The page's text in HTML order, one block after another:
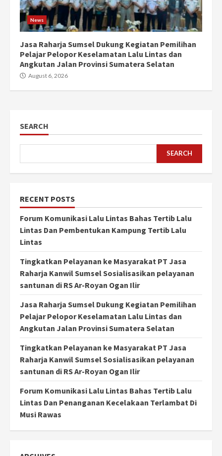
News
Jasa Raharja Sumsel Dukung Kegiatan Pemilihan
Pelajar Pelopor Keselamatan Lalu Lintas dan
Angkutan Jalan Provinsi Sumatera Selatan
August 6, 2026
SEARCH
SEARCH
RECENT POSTS
Forum Komunikasi Lalu Lintas Bahas Tertib Lalu
Lintas Dan Pembentukan Kampung Tertib Lalu
Lintas
Tingkatkan Pelayanan ke Masyarakat PT Jasa
Raharja Kanwil Sumsel Sosialisasikan pelayanan
santunan di RS Ar-Royan Ogan Ilir
Jasa Raharja Sumsel Dukung Kegiatan Pemilihan
Pelajar Pelopor Keselamatan Lalu Lintas dan
Angkutan Jalan Provinsi Sumatera Selatan
Tingkatkan Pelayanan ke Masyarakat PT Jasa
Raharja Kanwil Sumsel Sosialisasikan pelayanan
santunan di RS Ar-Royan Ogan Ilir
Forum Komunikasi Lalu Lintas Bahas Tertib Lalu
Lintas Dan Penanganan Kecelakaan Terlambat Di
Musi Rawas